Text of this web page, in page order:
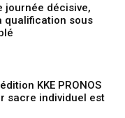
journée décisive,
qualification sous
KKE PRONOS
sacre individuel est